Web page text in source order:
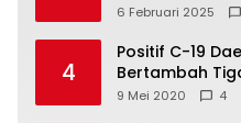
6 Februari 2025
4
Positif C-19
Bertambah
9 Mei 2020 4